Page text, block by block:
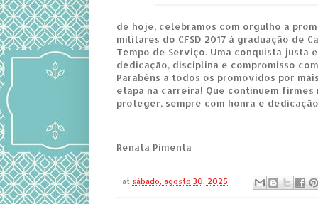
de hoje, celebramos com orgulho a
militares do CFSD 2017 à graduação de
Tempo de Serviço. Uma conquista justa
dedicação, disciplina e compromisso
Parabéns a todos os promovidos por
etapa na carreira! Que continuem
proteger, sempre com honra e
Renata Pimenta
at sábado, agosto 30, 2025